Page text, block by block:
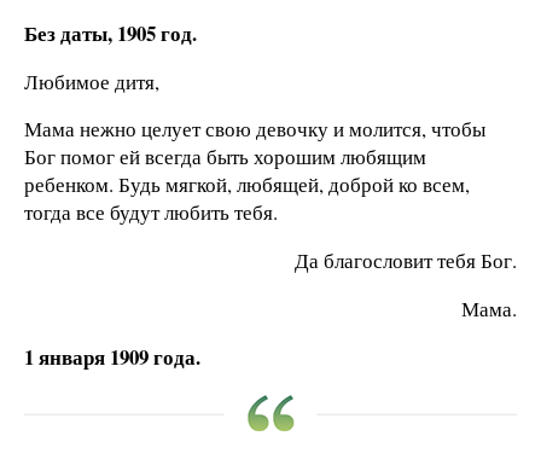
Без даты, 1905 год.
Любимое дитя,
Мама нежно целует свою девочку и молится, чтобы
Бог помог ей всегда быть хорошим любящим
ребенком. Будь мягкой, любящей, доброй ко всем,
тогда все будут любить тебя.
Да благословит тебя Бог.
Мама.
1 января 1909 года.